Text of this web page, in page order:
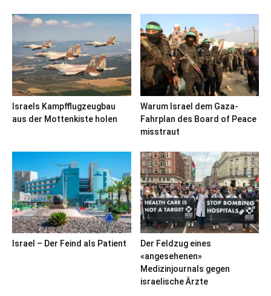
Israels Kampfflugzeugbau
aus der Mottenkiste holen
Warum Israel dem Gaza-
Fahrplan des Board of Peace
misstraut
Israel – Der Feind als Patient
Der Feldzug eines
«angesehenen»
Medizinjournals gegen
israelische Ärzte